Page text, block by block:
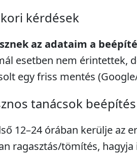
kérdések
az adataim a
esetben nem érintettek,
egy friss mentés
tanácsok
12–24 órában kerülje az
ragasztás/tömítés, hagyja